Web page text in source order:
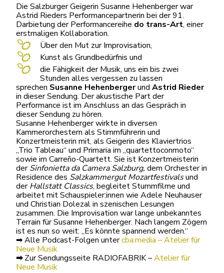
Die Salzburger Geigerin Susanne Hehenberger war
Astrid Rieders Performancepartnerin bei der 91.
Darbietung der Performancereihe do trans-Art, einer
erstmaligen Kollaboration.
Über den Mut zur Improvisation,
Kunst als Grundbedürfnis und
die Fähigkeit der Musik, uns ein bis zwei
Stunden alles vergessen zu lassen
sprechen Susanne Hehenbergerund Astrid Rieder
in dieser Sendung. Der akustische Part der
Performance ist im Anschluss an das Gespräch in
dieser Sendung zu hören.
Susanne Hehenberger wirkte in diversen
Kammerorchestern als Stimmführerin und
Konzertmeisterin mit, als Geigerin des Klaviertrios
„Trio Tableau“ und Primaria im „quartettoconmoto“
sowie im Carreño-Quartett. Sie ist Konzertmeisterin
derSinfonietta da Camera Salzburg, dem Orchester in
Residence des Salzkammergut Mozartfestivalsund
derHallstatt Classics, begleitet Stummfilme und
arbeitet mit Schauspieler:innen wie Adele Neuhauser
und Christian Dolezal in szenischen Lesungen
zusammen. Die Improvisation war lange unbekanntes
Terrain für Susanne Hehenberger. Nach langem Zögern
ist es nun so weit: „Es könnte spannend werden.“
➡ Alle Podcast-Folgen untercba.media – Atelier für
Neue Musik
➡Zur Sendungsseite RADIOFABRIK –Atelier für
Neue Musik